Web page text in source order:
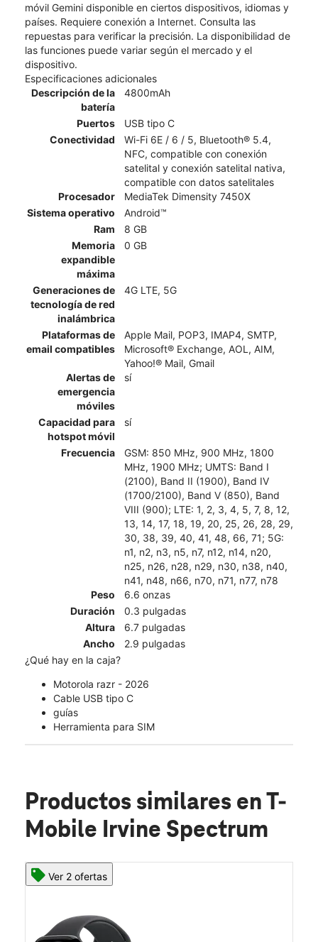
móvil Gemini disponible en ciertos dispositivos, idiomas y
países. Requiere conexión a Internet. Consulta las
repuestas para verificar la precisión. La disponibilidad de
las funciones puede variar según el mercado y el
dispositivo.
Especificaciones adicionales
Descripción de la
batería
4800mAh
Puertos
USB tipo C
Conectividad
Wi-Fi 6E / 6 / 5, Bluetooth® 5.4,
NFC, compatible con conexión
satelital y conexión satelital nativa,
compatible con datos satelitales
Procesador
MediaTek Dimensity 7450X
Sistema operativo
Android™
Ram
8 GB
Memoria
expandible
máxima
0 GB
Generaciones de
tecnología de red
inalámbrica
4G LTE, 5G
Plataformas de
email compatibles
Apple Mail, POP3, IMAP4, SMTP,
Microsoft® Exchange, AOL, AIM,
Yahoo!® Mail, Gmail
Alertas de
emergencia
móviles
sí
Capacidad para
hotspot móvil
sí
Frecuencia
GSM: 850 MHz, 900 MHz, 1800
MHz, 1900 MHz; UMTS: Band I
(2100), Band II (1900), Band IV
(1700/2100), Band V (850), Band
VIII (900); LTE: 1, 2, 3, 4, 5, 7, 8, 12,
13, 14, 17, 18, 19, 20, 25, 26, 28, 29,
30, 38, 39, 40, 41, 48, 66, 71; 5G:
n1, n2, n3, n5, n7, n12, n14, n20,
n25, n26, n28, n29, n30, n38, n40,
n41, n48, n66, n70, n71, n77, n78
Peso
6.6 onzas
Duración
0.3 pulgadas
Altura
6.7 pulgadas
Ancho
2.9 pulgadas
¿Qué hay en la caja?
Motorola razr - 2026
Cable USB tipo C
guías
Herramienta para SIM
Productos similares en T-
Mobile Irvine Spectrum
Ver 2 ofertas